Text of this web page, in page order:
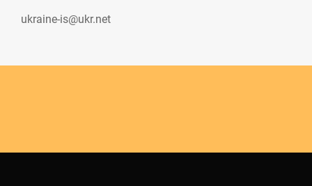
ukraine-is@ukr.net